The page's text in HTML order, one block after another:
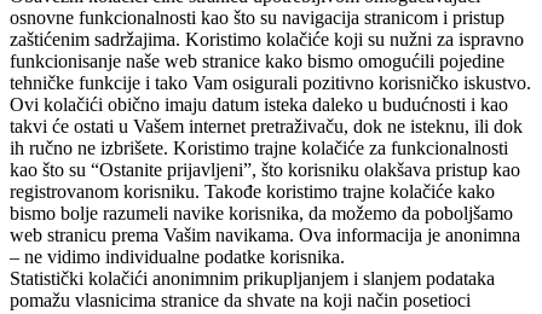
osnovne funkcionalnosti kao što su navigacija stranicom i pristup
zaštićenim sadržajima. Koristimo kolačiće koji su nužni za ispravno
funkcionisanje naše web stranice kako bismo omogućili pojedine
tehničke funkcije i tako Vam osigurali pozitivno korisničko iskustvo.
Ovi kolačići obično imaju datum isteka daleko u budućnosti i kao
takvi će ostati u Vašem internet pretraživaču, dok ne isteknu, ili dok
ih ručno ne izbrišete. Koristimo trajne kolačiće za funkcionalnosti
kao što su “Ostanite prijavljeni”, što korisniku olakšava pristup kao
registrovanom korisniku. Takođe koristimo trajne kolačiće kako
bismo bolje razumeli navike korisnika, da možemo da poboljšamo
web stranicu prema Vašim navikama. Ova informacija je anonimna
– ne vidimo individualne podatke korisnika.
Statistički kolačići anonimnim prikupljanjem i slanjem podataka
pomažu vlasnicima stranice da shvate na koji način posetioci